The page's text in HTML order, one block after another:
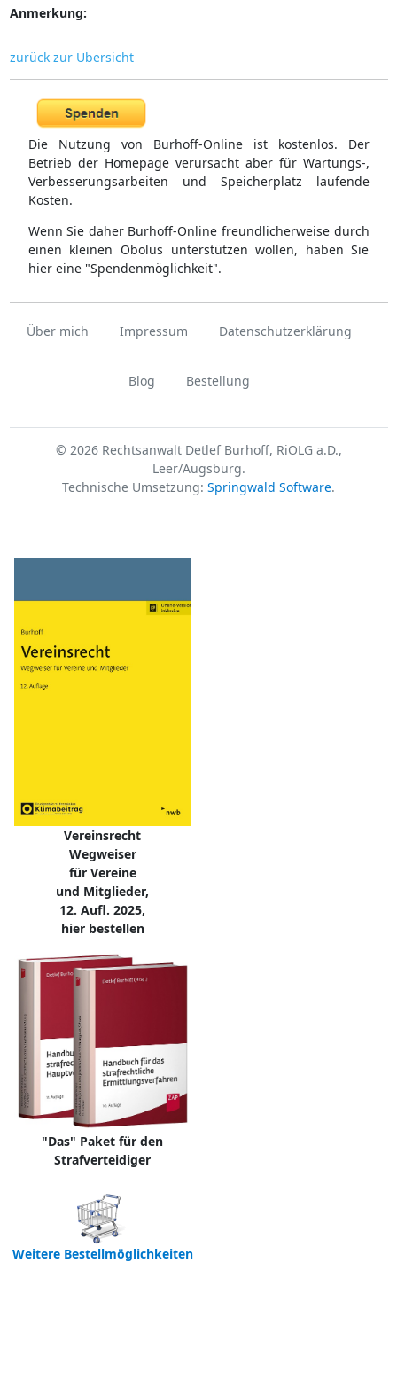
Anmerkung:
zurück zur Übersicht
Die Nutzung von Burhoff-Online ist kostenlos. Der
Betrieb der Homepage verursacht aber für Wartungs-,
Verbesserungsarbeiten und Speicherplatz laufende
Kosten.
Wenn Sie daher Burhoff-Online freundlicherweise durch
einen kleinen Obolus unterstützen wollen, haben Sie
hier eine "Spendenmöglichkeit".
Über mich Impressum Datenschutzerklärung
Blog Bestellung
© 2026 Rechtsanwalt Detlef Burhoff, RiOLG a.D.,
Leer/Augsburg.
Technische Umsetzung: Springwald Software.
Vereinsrecht
Wegweiser
für Vereine
und Mitglieder,
12. Aufl. 2025,
hier bestellen
"Das" Paket für den
Strafverteidiger
Weitere Bestellmöglichkeiten